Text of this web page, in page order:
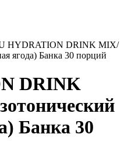
HYDRATION DRINK MIX/
ягода) Банка 30 порций
DRINK
Банка 30